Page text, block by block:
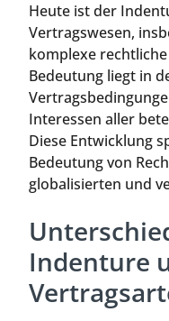
Heute ist der
Vertragswesen,
komplexe
Bedeutung liegt in
Interessen aller
Diese Entwicklung
Bedeutung von
globalisierten und
Indenture